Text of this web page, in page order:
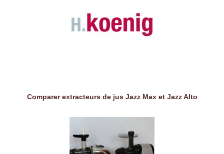
Comparer extracteurs de jus Jazz Max et Jazz Alto